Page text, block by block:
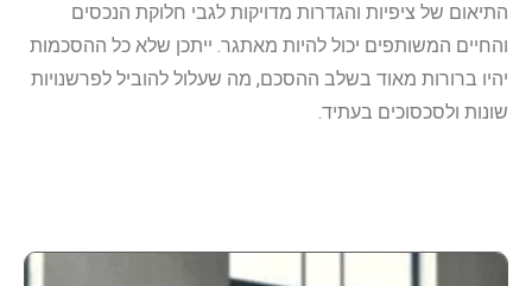
התיאום של ציפיות והגדרות מדויקות לגבי חלוקת הנכסים
והחיים המשותפים יכול להיות מאתגר. ייתכן שלא כל ההסכמות
יהיו ברורות מאוד בשלב ההסכם, מה שעלול להוביל לפרשנויות
שונות ולסכסוכים בעתיד.